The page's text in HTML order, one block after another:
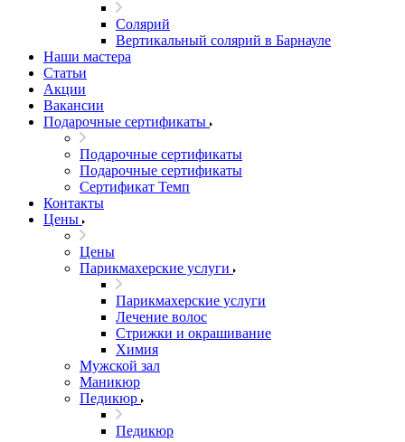
Солярий
Вертикальный солярий в Барнауле
Наши мастера
Статьи
Акции
Вакансии
Подарочные сертификаты
Подарочные сертификаты
Подарочные сертификаты
Сертификат Темп
Контакты
Цены
Цены
Парикмахерские услуги
Парикмахерские услуги
Лечение волос
Стрижки и окрашивание
Химия
Мужской зал
Маникюр
Педикюр
Педикюр